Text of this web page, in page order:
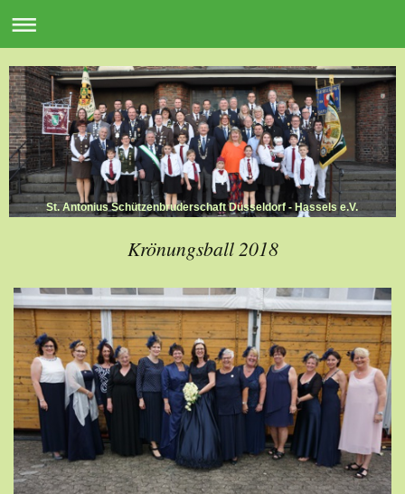
St. Antonius Schützenbruderschaft Düsseldorf - Hassels e.V.
Krönungsball 2018